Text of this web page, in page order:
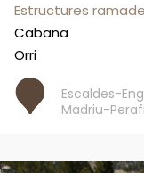
Estructures
Cabana
Orri
Escaldes-
Madriu-